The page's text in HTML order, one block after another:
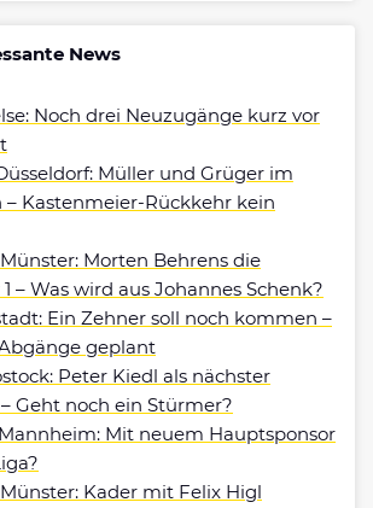
News
Noch drei Neuzugänge kurz vor
Müller und Grüger im
– Kastenmeier-Rückkehr kein
Morten Behrens die
– Was wird aus Johannes Schenk?
Ein Zehner soll noch kommen –
geplant
Peter Kiedl als nächster
Geht noch ein Stürmer?
Mit neuem Hauptsponsor
Kader mit Felix Higl